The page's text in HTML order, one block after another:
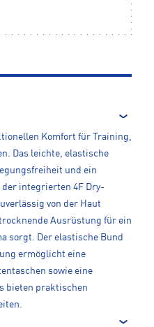
Komfort für Training,
Das leichte, elastische
und ein
der integrierten 4F Dry-
von der Haut
Ausrüstung für ein
sorgt. Der elastische Bund
ermöglicht eine
sowie eine
bieten praktischen